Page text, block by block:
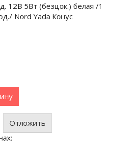
12В 5Вт (безцок.) белая /1
Nord Yada Конус
Отложить